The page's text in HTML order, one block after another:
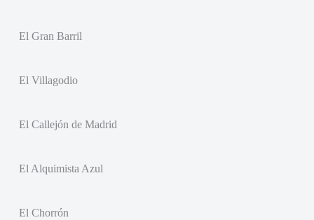
El Gran Barril
El Villagodio
El Callejón de Madrid
El Alquimista Azul
El Chorrón